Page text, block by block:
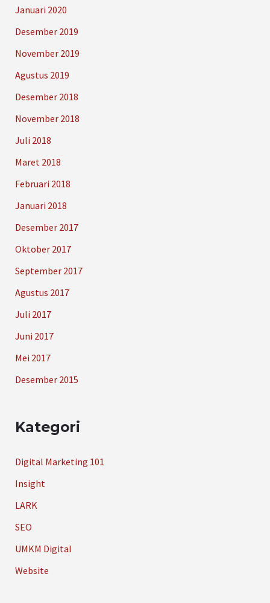
Januari 2020
Desember 2019
November 2019
Agustus 2019
Desember 2018
November 2018
Juli 2018
Maret 2018
Februari 2018
Januari 2018
Desember 2017
Oktober 2017
September 2017
Agustus 2017
Juli 2017
Juni 2017
Mei 2017
Desember 2015
Kategori
Digital Marketing 101
Insight
LARK
SEO
UMKM Digital
Website